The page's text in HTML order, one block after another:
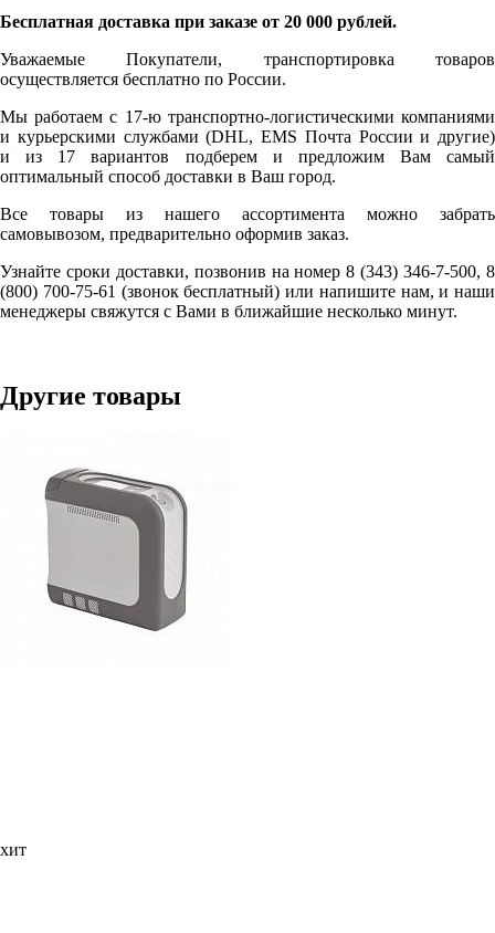
Бесплатная доставка при заказе от 20 000 рублей.
Уважаемые Покупатели, транспортировка товаров
осуществляется бесплатно по России.
Мы работаем с 17-ю транспортно-логистическими компаниями
и курьерскими службами (DHL, EMS Почта России и другие)
и из 17 вариантов подберем и предложим Вам самый
оптимальный способ доставки в Ваш город.
Все товары из нашего ассортимента можно забрать
самовывозом, предварительно оформив заказ.
Узнайте сроки доставки, позвонив на номер 8 (343) 346-7-500, 8
(800) 700-75-61 (звонок бесплатный) или напишите нам, и наши
менеджеры свяжутся с Вами в ближайшие несколько минут.
Другие товары
хит